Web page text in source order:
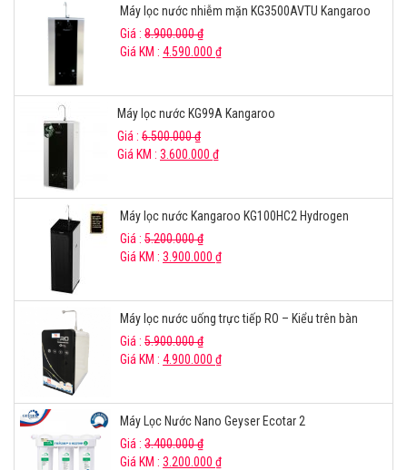
Máy lọc nước nhiễm mặn KG3500AVTU Kangaroo
Giá : 8.900.000₫
Giá KM : 4.590.000 ₫
Máy lọc nước KG99A Kangaroo
Giá : 6.500.000₫
Giá KM : 3.600.000 ₫
Máy lọc nước Kangaroo KG100HC2 Hydrogen
Giá : 5.200.000₫
Giá KM : 3.900.000 ₫
Máy lọc nước uống trực tiếp RO – Kiểu trên bàn
Giá : 5.900.000₫
Giá KM : 4.900.000 ₫
Máy Lọc Nước Nano Geyser Ecotar 2
Giá : 3.400.000₫
Giá KM : 3.200.000 ₫